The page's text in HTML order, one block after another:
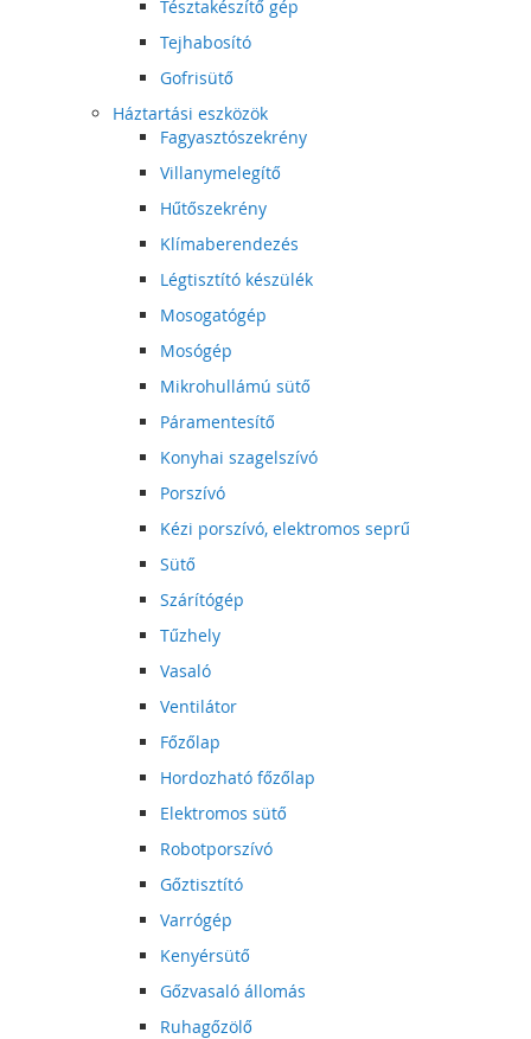
Tésztakészítő gép
Tejhabosító
Gofrisütő
Háztartási eszközök
Fagyasztószekrény
Villanymelegítő
Hűtőszekrény
Klímaberendezés
Légtisztító készülék
Mosogatógép
Mosógép
Mikrohullámú sütő
Páramentesítő
Konyhai szagelszívó
Porszívó
Kézi porszívó, elektromos seprű
Sütő
Szárítógép
Tűzhely
Vasaló
Ventilátor
Főzőlap
Hordozható főzőlap
Elektromos sütő
Robotporszívó
Gőztisztító
Varrógép
Kenyérsütő
Gőzvasaló állomás
Ruhagőzölő